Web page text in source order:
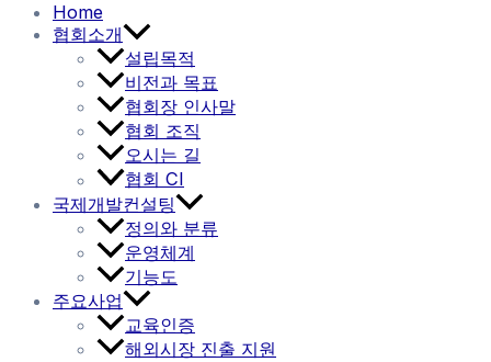
Home
협회소개
설립목적
비전과 목표
협회장 인사말
협회 조직
오시는 길
협회 CI
국제개발컨설팅
정의와 분류
운영체계
기능도
주요사업
교육인증
해외시장 진출 지원